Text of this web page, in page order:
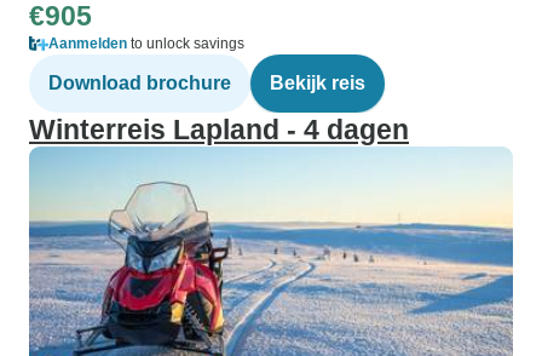
€905
Aanmelden to unlock savings
Download brochure Bekijk reis
Winterreis Lapland - 4 dagen